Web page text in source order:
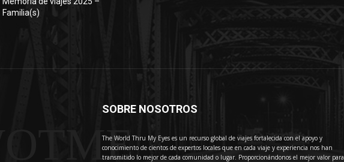
Familia(s)
SOBRE NOSOTROS
The World Thru My Eyes es un recurso global de viajes fortalecida con el apoyo y
conocimiento de cientos de expertos locales que en cada viaje y experiencia nos han
transmitido lo mejor de cada comunidad o lugar. Proporcionándonos el mejor valor para